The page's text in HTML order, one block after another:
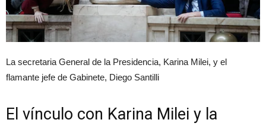
La secretaria General de la Presidencia, Karina Milei, y el
flamante jefe de Gabinete, Diego Santilli
El vínculo con Karina Milei y la